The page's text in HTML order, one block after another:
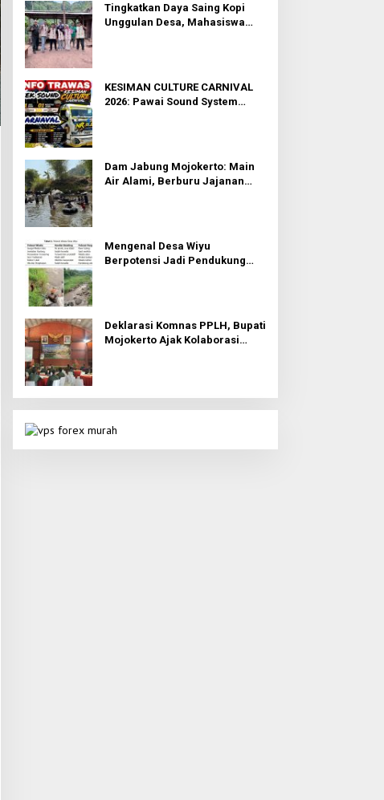
Tingkatkan Daya Saing Kopi
Unggulan Desa, Mahasiswa
KESIMAN CULTURE CARNIVAL
2026: Pawai Sound System
Dam Jabung Mojokerto: Main
Air Alami, Berburu Jajanan
Mengenal Desa Wiyu
Berpotensi Jadi Pendukung
Deklarasi Komnas PPLH, Bupati
Mojokerto Ajak Kolaborasi